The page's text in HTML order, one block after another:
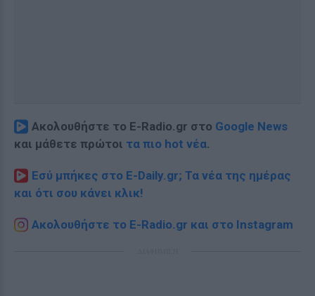
Ακολουθήστε το E-Radio.gr στο Google News
και μάθετε πρώτοι τα πιο hot νέα.
Εσύ μπήκες στο E-Daily.gr; Τα νέα της ημέρας
και ότι σου κάνει κλικ!
Ακολουθήστε το E-Radio.gr και στο Instagram